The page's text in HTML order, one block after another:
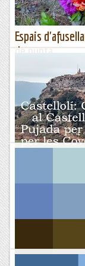
Espais
de punta
Avui he decidit anar
desconeguts de
poder fer-ne
indrets on es...
Excursions del Joan
Castell
Kimisades